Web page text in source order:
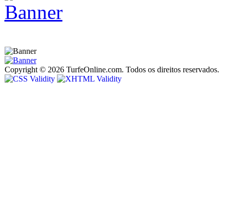
Copyright © 2026 TurfeOnline.com. Todos os direitos reservados.